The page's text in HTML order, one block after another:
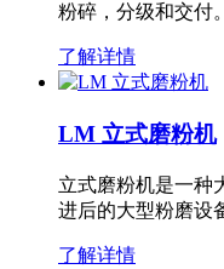
粉碎，分级和交
了解详情
LM 立式磨粉机
立式磨粉机是一种
进后的大型粉磨设
了解详情